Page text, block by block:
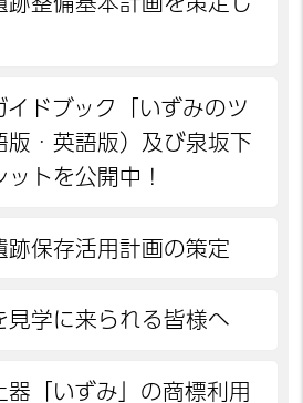
イドブック「いずみのツ
版・英語版）及び泉坂下
トを公開中！
跡保存活用計画の策定
見学に来られる皆様へ
器「いずみ」の商標利用